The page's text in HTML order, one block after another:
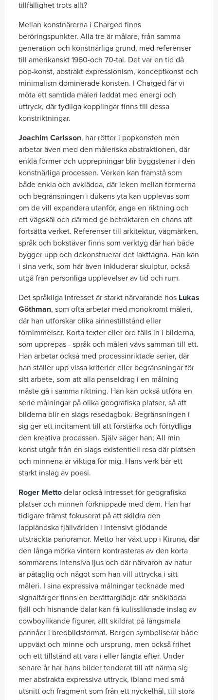
tillfällighet trots allt?
Mellan konstnärerna i Charged finns
beröringspunkter. Alla tre är målare, från samma
generation och konstnärliga grund, med referenser
till amerikanskt 1960-och 70-tal. Det var en tid då
pop-konst, abstrakt expressionism, konceptkonst och
minimalism dominerade konsten. I Charged får vi
möta ett samtida måleri laddat med energi och
uttryck, där tydliga kopplingar finns till dessa
konstriktningar.
Joachim Carlsson, har rötter i popkonsten men
arbetar även med den måleriska abstraktionen, där
enkla former och upprepningar blir byggstenar i den
konstnärliga processen. Verken kan framstå som
både enkla och avklädda, där leken mellan formerna
och begränsningen i dukens yta kan upplevas som
om de vill expandera utanför, ange en riktning och
ett vägskäl och därmed ge betraktaren en chans att
fortsätta verket. Referenser till arkitektur, vägmärken,
språk och bokstäver finns som verktyg där han både
bygger upp och dekonstruerar det iakttagna. Han kan
i sina verk, som här även inkluderar skulptur, också
utgå från personliga upplevelser av tid och rum.
Det språkliga intresset är starkt närvarande hos Lukas
Göthman, som ofta arbetar med monokromt måleri,
där han utforskar olika sinnestillstånd eller
förnimmelser. Korta texter eller ord fälls in i bilderna,
som upprepas - språk och måleri vävs samman till ett.
Han arbetar också med processinriktade serier, där
han ställer upp vissa kriterier eller begränsningar för
sitt arbete, som att alla penseldrag i en målning
måste gå i samma riktning. Han kan också utföra en
serie målningar på olika geografiska platser, så att
bilderna blir en slags resedagbok. Begränsningen i
sig ger ett incitament till att förstärka och förtydliga
den kreativa processen. Själv säger han; All min
konst utgår från en slags existentiell resa där platsen
och minnena är viktiga för mig. Hans verk bär ett
starkt inslag av poesi.
Roger Metto delar också intresset för geografiska
platser och minnen förknippade med dem. Han har
tidigare främst fokuserat på att skildra den
lappländska fjällvärlden i intensivt glödande
utsträckta panoramor. Metto har växt upp i Kiruna, där
den långa mörka vintern kontrasteras av den korta
sommarens intensiva ljus och där närvaron av natur
är påtaglig och något som han vill uttrycka i sitt
måleri. I sina expressiva målningar tecknade med
signalfärger finns en berättarglädje där snöklädda
fjäll och hisnande dalar kan få kulissliknade inslag av
cowboylikande figurer, allt skildrat på långsmala
pannåer i bredbildsformat. Bergen symboliserar både
uppväxt och minne och ursprung, men också frihet
och ett tillstånd att vara i eller längta efter. Under
senare år har hans bilder tenderat till att närma sig
mer abstrakta expressiva uttryck, ibland med små
utsnitt och fragment som från ett nyckelhål, till stora